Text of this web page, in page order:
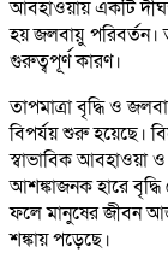
আবহাওয়ায় একটি
হয় জলবায়ু পরিবর্তন।
গুরুত্বপূর্ণ কারণ।
তাপমাত্রা বৃদ্ধি ও
বিপর্যয় শুরু হয়েছে।
স্বাভাবিক আবহাওয়া
আশঙ্কাজনক হারে
ফলে মানুষের জীবন
শঙ্কায় পড়েছে।